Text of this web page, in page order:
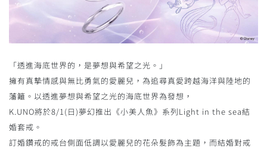
「透進海底世界的，是夢想與希望之光。」
擁有真摯情感與無比勇氣的愛麗兒，為追尋真愛跨越海洋與陸地的
藩籬。以透進夢想與希望之光的海底世界為發想，
K.UNO將於8/1(日)夢幻推出《小美人魚》系列Light in the sea結
婚套戒。
訂婚鑽戒的戒台側面低調以愛麗兒的花朵髮飾為主題，而結婚對戒